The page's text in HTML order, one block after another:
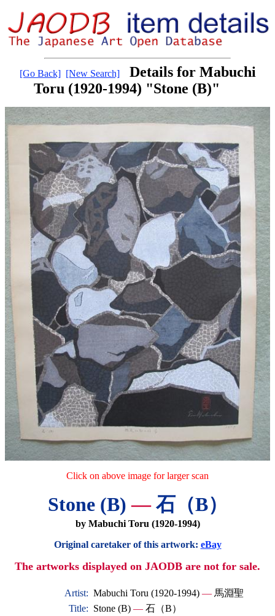
[Go Back] [New Search]
Details for Mabuchi
Toru (1920-1994) "Stone (B)"
Click on above image for larger scan
Stone (B)—石（B）
by Mabuchi Toru (1920-1994)
Original caretaker of this artwork: eBay
The artworks displayed on JAODB are not for sale.
Artist: Mabuchi Toru (1920-1994) — 馬淵聖
Title: Stone (B) — 石（B）